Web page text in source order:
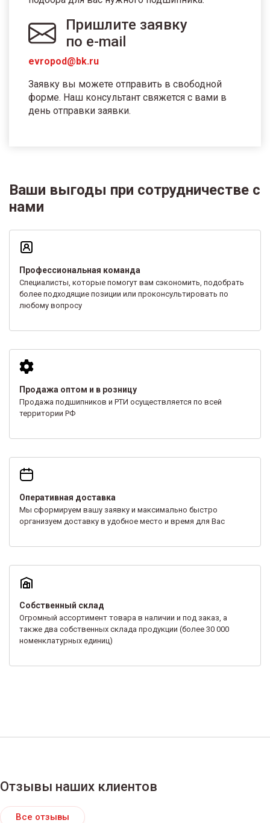
Пришлите заявку
по e-mail
evropod@bk.ru
Заявку вы можете отправить в свободной
форме. Наш консультант свяжется с вами в
день отправки заявки.
Ваши выгоды при сотрудничестве с
нами
Профессиональная команда
Специалисты, которые помогут вам сэкономить, подобрать
более подходящие позиции или проконсультировать по
любому вопросу
Продажа оптом и в розницу
Продажа подшипников и РТИ осуществляется по всей
территории РФ
Оперативная доставка
Мы сформируем вашу заявку и максимально быстро
организуем доставку в удобное место и время для Вас
Собственный склад
Огромный ассортимент товара в наличии и под заказ, а
также два собственных склада продукции (более 30 000
номенклатурных единиц)
Отзывы наших клиентов
Все отзывы